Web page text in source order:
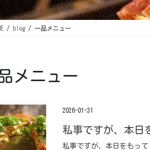
blog 一品メニュー
メニュー
2026-01-31
私事ですが、本日
私事ですが、本日をもっ